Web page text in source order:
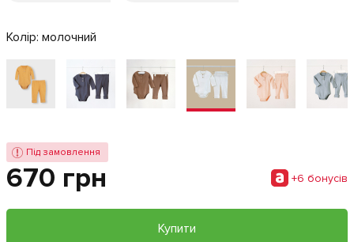
Колір: молочний
Під замовлення
670 грн +6 бонусiв
Купити